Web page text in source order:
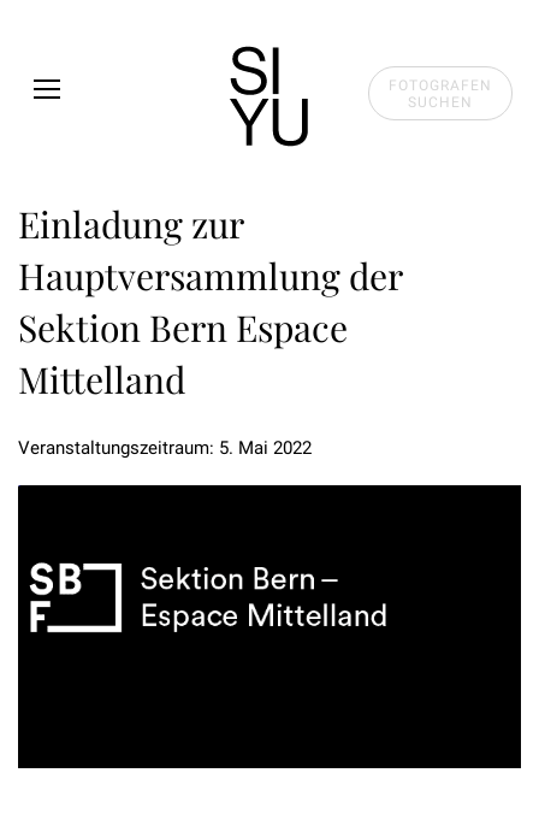
FOTOGRAFEN
SUCHEN
Einladung zur
Hauptversammlung der
Sektion Bern Espace
Mittelland
Veranstaltungszeitraum: 5. Mai 2022